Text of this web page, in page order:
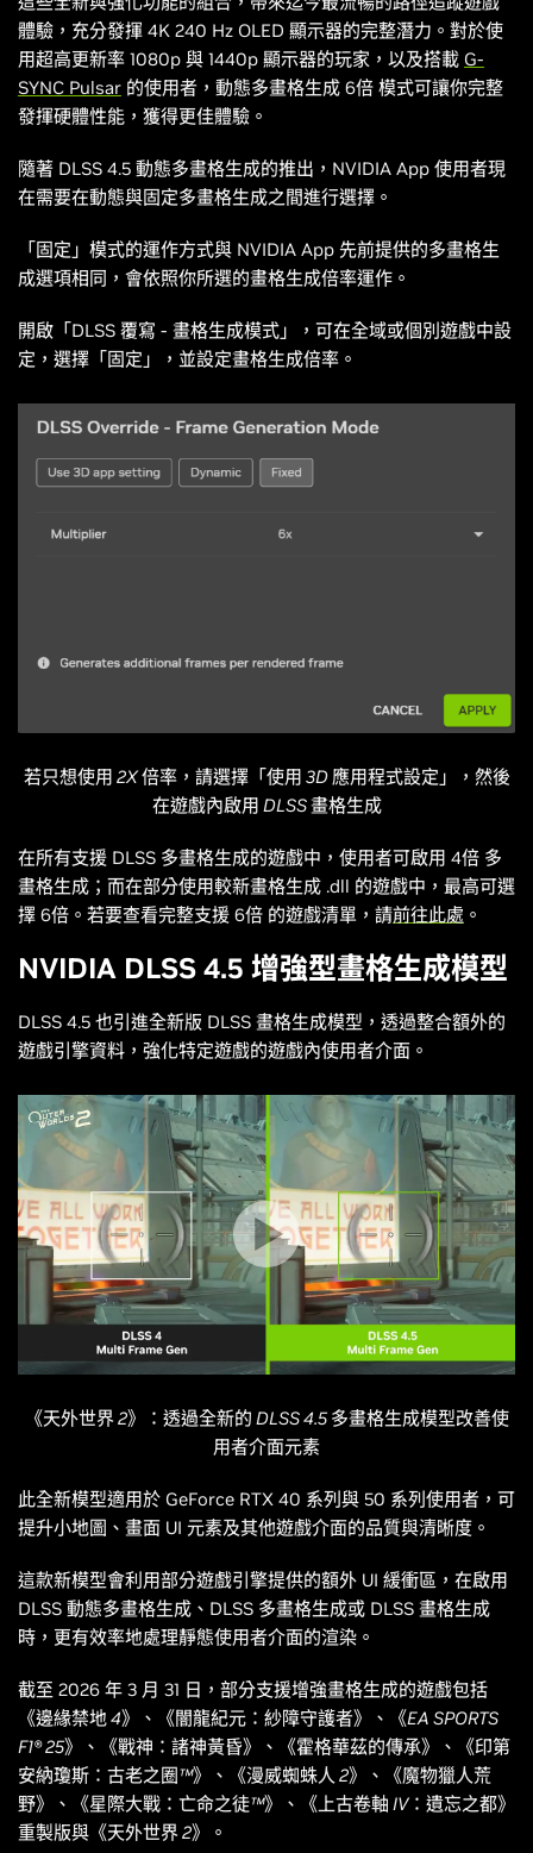
體驗，充分發揮 4K 240 Hz OLED 顯示器的完整潛力。對於使
用超高更新率 1080p 與 1440p 顯示器的玩家，以及搭載 G-
SYNC Pulsar 的使用者，動態多畫格生成 6倍 模式可讓你完整
發揮硬體性能，獲得更佳體驗。
隨著 DLSS 4.5 動態多畫格生成的推出，NVIDIA App 使用者現
在需要在動態與固定多畫格生成之間進行選擇。
「固定」模式的運作方式與 NVIDIA App 先前提供的多畫格生
成選項相同，會依照你所選的畫格生成倍率運作。
開啟「DLSS 覆寫 - 畫格生成模式」，可在全域或個別遊戲中設
定，選擇「固定」，並設定畫格生成倍率。
若只想使用 2X 倍率，請選擇「使用 3D 應用程式設定」，然後
在遊戲內啟用 DLSS 畫格生成
在所有支援 DLSS 多畫格生成的遊戲中，使用者可啟用 4倍 多
畫格生成；而在部分使用較新畫格生成 .dll 的遊戲中，最高可選
擇 6倍。若要查看完整支援 6倍 的遊戲清單，請前往此處 。
NVIDIA DLSS 4.5 增強型畫格生成模型
DLSS 4.5 也引進全新版 DLSS 畫格生成模型，透過整合額外的
遊戲引擎資料，強化特定遊戲的遊戲內使用者介面。
《天外世界 2》：透過全新的 DLSS 4.5 多畫格生成模型改善使
用者介面元素
此全新模型適用於 GeForce RTX 40 系列與 50 系列使用者，可
提升小地圖、畫面 UI 元素及其他遊戲介面的品質與清晰度。
這款新模型會利用部分遊戲引擎提供的額外 UI 緩衝區，在啟用
DLSS 動態多畫格生成、DLSS 多畫格生成或 DLSS 畫格生成
時，更有效率地處理靜態使用者介面的渲染。
截至 2026 年 3 月 31 日，部分支援增強畫格生成的遊戲包括
《邊緣禁地 4》、《闇龍紀元：紗障守護者》、《EA SPORTS
F1® 25》、《戰神：諸神黃昏》、《霍格華茲的傳承》、《印第
安納瓊斯：古老之圈™》、《漫威蜘蛛人 2》、《魔物獵人荒
野》、《星際大戰：亡命之徒™》、《上古卷軸 IV：遺忘之都》
重製版與《天外世界 2》。